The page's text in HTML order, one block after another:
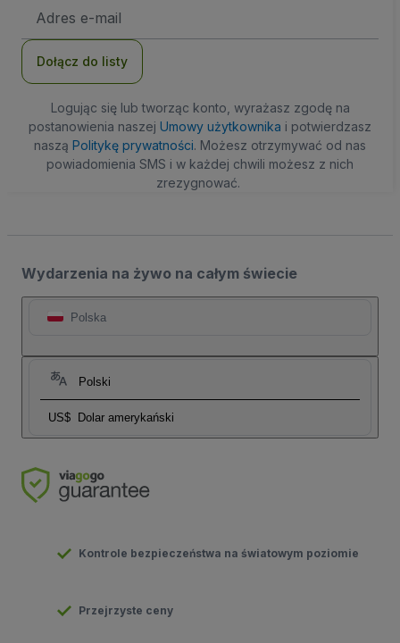
e-
Dołącz do listy
Logując się lub tworząc konto, wyrażasz zgodę na
postanowienia naszej Umowy użytkownika i potwierdzasz
naszą Politykę prywatności. Możesz otrzymywać od nas
powiadomienia SMS i w każdej chwili możesz z nich
zrezygnować.
Wydarzenia na żywo na całym świecie
Polska
Polski
US$ Dolar amerykański
Kontrole bezpieczeństwa na światowym poziomie
Przejrzyste ceny